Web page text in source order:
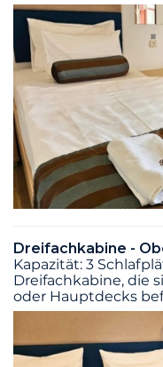
Dreifachkabine -
Kapazität: 3
Dreifachkabine, die
oder Hauptdecks